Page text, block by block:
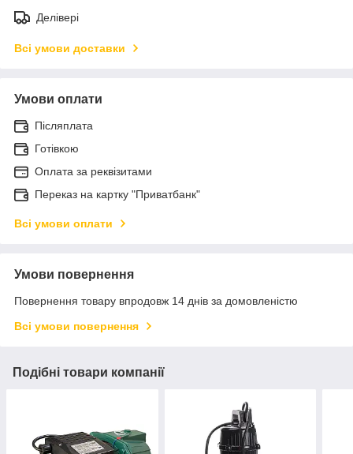
Делівері
Всі умови доставки
Умови оплати
Післяплата
Готівкою
Оплата за реквізитами
Переказ на картку "Приватбанк"
Всі умови оплати
Умови повернення
Повернення товару впродовж 14 днів за домовленістю
Всі умови повернення
Подібні товари компанії